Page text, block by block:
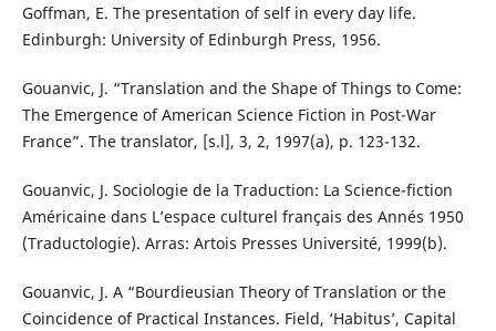
Goffman, E. The presentation of self in every day life.
Edinburgh: University of Edinburgh Press, 1956.
Gouanvic, J. “Translation and the Shape of Things to Come:
The Emergence of American Science Fiction in Post-War
France”. The translator, [s.l], 3, 2, 1997(a), p. 123-132.
Gouanvic, J. Sociologie de la Traduction: La Science-fiction
Américaine dans L’espace culturel français des Annés 1950
(Traductologie). Arras: Artois Presses Université, 1999(b).
Gouanvic, J. A “Bourdieusian Theory of Translation or the
Coincidence of Practical Instances. Field, ‘Habitus’, Capital